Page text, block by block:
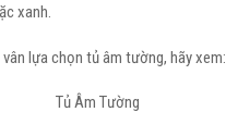
xanh.
vân lựa chọn tủ âm tường, hãy xem:
Tủ Âm Tường